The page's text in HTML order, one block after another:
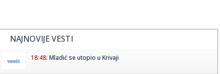
NAJNOVIJE VESTI
18:48: Mladić se utopio u Krivaji